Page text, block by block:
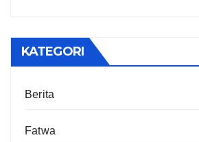
KATEGORI
Berita
Fatwa